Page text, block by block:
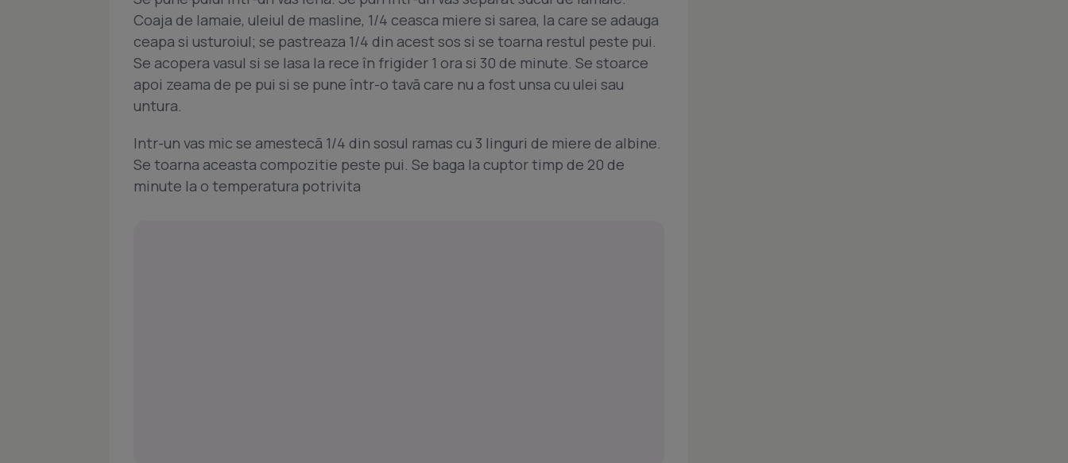
Coaja de lamaie, uleiul de masline, 1/4 ceasca miere si sarea, la care se adauga
ceapa si usturoiul; se pastreaza 1/4 din acest sos si se toarna restul peste pui.
Se acopera vasul si se lasa la rece în frigider 1 ora si 30 de minute. Se stoarce
apoi zeama de pe pui si se pune într-o tavã care nu a fost unsa cu ulei sau
untura.
Intr-un vas mic se amestecã 1/4 din sosul ramas cu 3 linguri de miere de albine.
Se toarna aceasta compozitie peste pui. Se baga la cuptor timp de 20 de
minute la o temperatura potrivita